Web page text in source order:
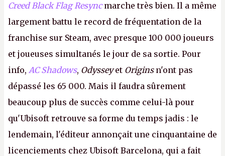
Creed Black Flag Resyncmarche très bien. Il a même
largement battu le record de fréquentation de la
franchise sur Steam, avec presque 100 000 joueurs
et joueuses simultanés le jour de sa sortie. Pour
info, AC Shadows, Odysseyet Originsn'ont pas
dépassé les 65 000. Mais il faudra sûrement
beaucoup plus de succès comme celui-là pour
qu'Ubisoft retrouve sa forme du temps jadis : le
lendemain, l'éditeur annonçait une cinquantaine de
licenciements chez Ubisoft Barcelona, qui a fait